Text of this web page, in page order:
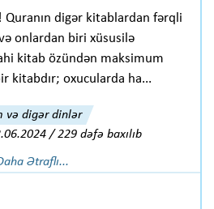
digər kitablardan fərqli
onlardan biri xüsusilə
kitab özündən maksimum
kitabdır; oxucularda ha...
və digər dinlər
/ 229 dəfə baxılıb
Ətraflı...